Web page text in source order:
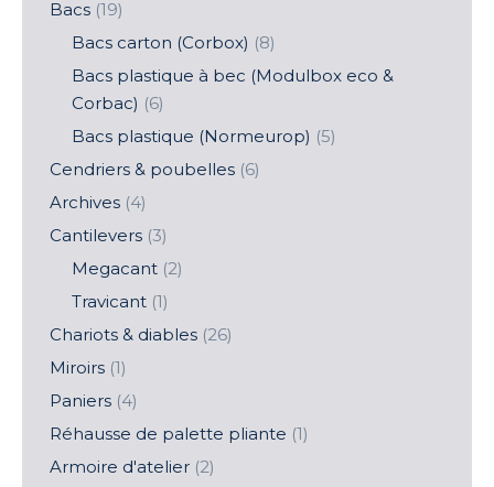
Bacs (19)
Bacs carton (Corbox) (8)
Bacs plastique à bec (Modulbox eco &
Corbac) (6)
Bacs plastique (Normeurop) (5)
Cendriers & poubelles (6)
Archives (4)
Cantilevers (3)
Megacant (2)
Travicant (1)
Chariots & diables (26)
Miroirs (1)
Paniers (4)
Réhausse de palette pliante (1)
Armoire d'atelier (2)